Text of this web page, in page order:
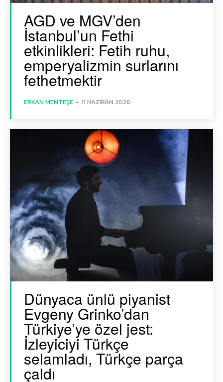
AGD ve MGV’den
İstanbul’un Fethi
etkinlikleri: Fetih ruhu,
emperyalizmin surlarını
fethetmektir
ERKAN MENTEŞE - 11 HAZIRAN 2026
Dünyaca ünlü piyanist
Evgeny Grinko’dan
Türkiye’ye özel jest:
İzleyiciyi Türkçe
selamladı, Türkçe parça
çaldı